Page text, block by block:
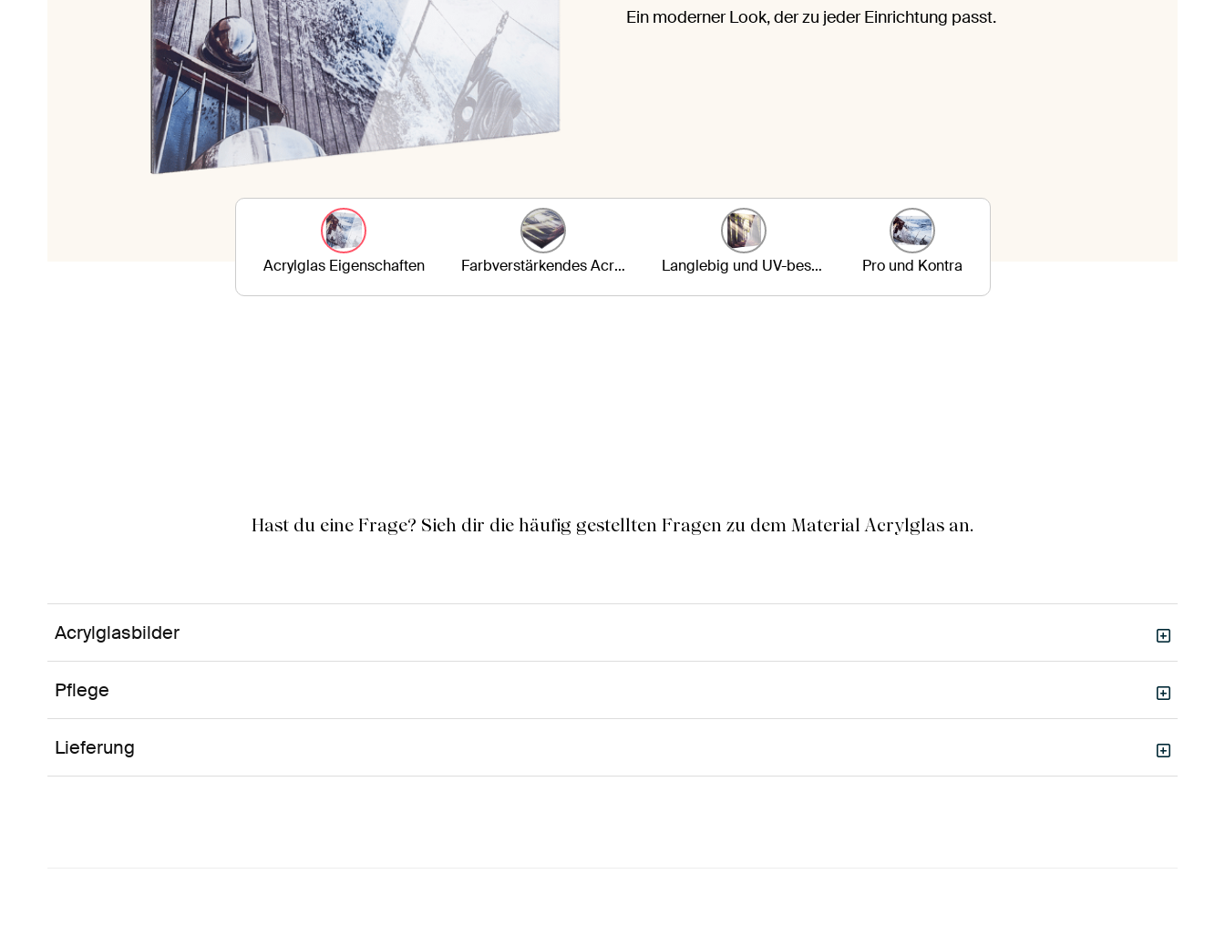
Ein moderner Look, der zu jeder Einrichtung passt.
Acrylglas Eigenschaften Farbverstärkendes Acrylglas Langlebig und UV-beständig Pro und Kontra
Hast du eine Frage? Sieh dir die häufig gestellten Fragen zu dem Material Acrylglas an.
Acrylglasbilder
Pflege
Lieferung